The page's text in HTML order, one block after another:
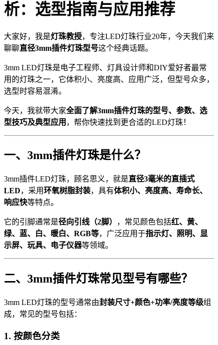
析：选型指南与应用推荐
大家好，我是灯珠教授，专注LED灯珠行业20年，今天我们来
聊聊直径3mm插件灯珠型号这个经典话题。
3mm LED灯珠是电子工程师、灯具设计师和DIY爱好者最常
用的灯珠之一，它体积小、亮度高、应用广泛，但型号众多，
选型时容易混淆。
今天，我就带大家全面了解3mm插件灯珠的型号、参数、选
型技巧及典型应用 ，帮你快速找到更合适的LED灯珠！
一、3mm插件灯珠是什么？
3mm插件LED灯珠，顾名思义，就是直径3毫米的直插式
LED，采用环氧树脂封装，具有体积小、亮度高、寿命长、
响应快等特点。
它的引脚通常是径向引线（2脚） ，常见颜色包括红、黄、
绿、蓝、白、暖白、RGB等，广泛应用于指示灯、照明、显
示屏、玩具、电子仪器等领域。
二、3mm插件灯珠常见型号有哪些？
3mm LED灯珠的型号通常由封装尺寸+颜色+功率/亮度等级组
成，常见的型号包括：
1. 按颜色分类